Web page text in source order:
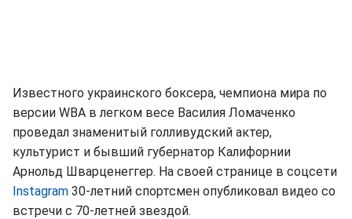
Известного украинского боксера, чемпиона мира по
версии WBA в легком весе Василия Ломаченко
проведал знаменитый голливудский актер,
культурист и бывший губернатор Калифорнии
Арнольд Шварценеггер. На своей странице в соцсети
Instagram 30-летний спортсмен опубликовал видео со
встречи с 70-летней звездой.